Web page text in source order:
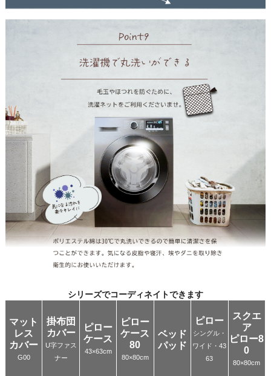
シリーズでコーディネイトできます
マット
レス
カバー
G00
掛布団
カバー
U字ファス
ナー
ピロー
ケース
43×63cm
ピロー
ケース
80
80×80cm
ベッド
パッド
ピロー
シングル・
ワイド・43
63
スクエ
ア
ピロー8
0
80×80cm